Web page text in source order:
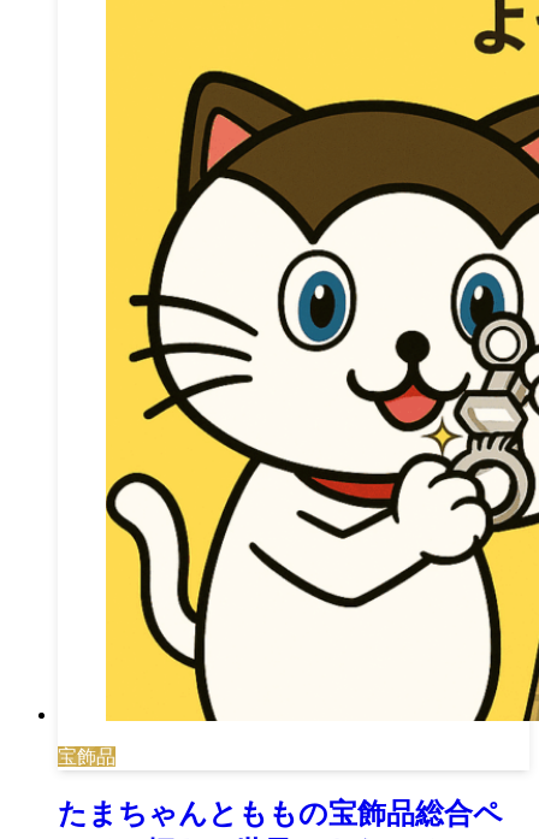
宝飾品
たまちゃんとももの宝飾品総合ペ